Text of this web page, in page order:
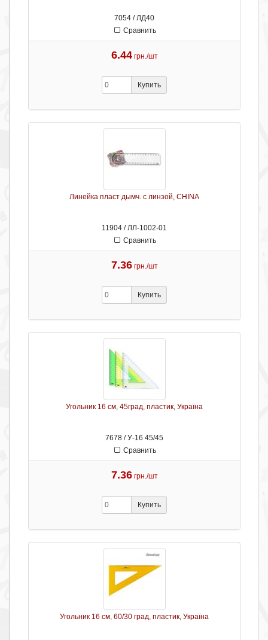
7054 / ЛД40
Сравнить
6.44 грн./шт
Купить
Линейка пласт дымч. с линзой, CHINA
11904 / ЛЛ-1002-01
Сравнить
7.36 грн./шт
Купить
Угольник 16 см, 45град, пластик, Україна
7678 / У-16 45/45
Сравнить
7.36 грн./шт
Купить
Угольник 16 см, 60/30 град, пластик, Україна